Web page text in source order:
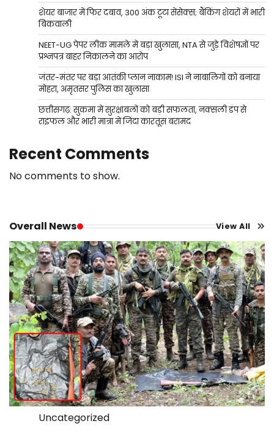
शेयर बाजार में फिर दबाव, 300 अंक टूटा सेंसेक्स; बैंकिंग शेयरों में भारी
बिकवाली
NEET-UG पेपर लीक मामले में बड़ा खुलासा, NTA से जुड़े विशेषज्ञों पर
प्रश्नपत्र बाहर निकालने का आरोप
जंतर-मंतर पर बड़ा आतंकी प्लान नाकाम! ISI ने नाबालिगों को बनाया
मोहरा, अमृतसर पुलिस का खुलासा
छत्तीसगढ़: सुकमा में सुरक्षाबलों को बड़ी सफलता, नक्सली डंप से
राइफल और भारी मात्रा में जिंदा कारतूस बरामद
Recent Comments
No comments to show.
Overall News View All
Uncategorized